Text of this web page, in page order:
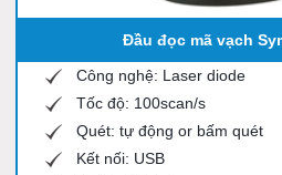
Đầu đọc mã vạch
Công nghệ: Laser diode
Tốc độ: 100scan/s
Quét: tự động or bấm quét
Kết nối: USB